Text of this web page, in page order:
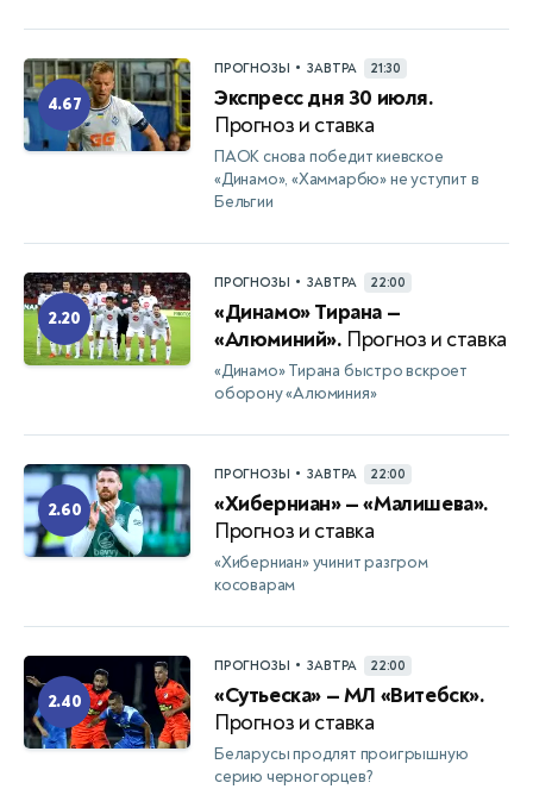
4.67
ПРОГНОЗЫ • ЗАВТРА 21:30
Экспресс дня 30 июля.
Прогноз и ставка
ПАОК снова победит киевское
«Динамо», «Хаммарбю» не уступит в
Бельгии
2.20
ПРОГНОЗЫ • ЗАВТРА 22:00
«Динамо» Тирана —
«Алюминий». Прогноз и ставка
«Динамо» Тирана быстро вскроет
оборону «Алюминия»
2.60
ПРОГНОЗЫ • ЗАВТРА 22:00
«Хиберниан» — «Малишева».
Прогноз и ставка
«Хиберниан» учинит разгром
косоварам
2.40
ПРОГНОЗЫ • ЗАВТРА 22:00
«Сутьеска» — МЛ «Витебск».
Прогноз и ставка
Беларусы продлят проигрышную
серию черногорцев?